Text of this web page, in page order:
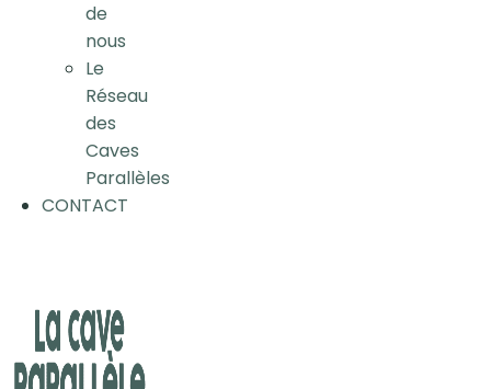
de
nous
Le
Réseau
des
Caves
Parallèles
CONTACT